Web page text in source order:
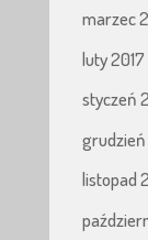
marzec
luty 2017
styczeń
grudzień
listopad